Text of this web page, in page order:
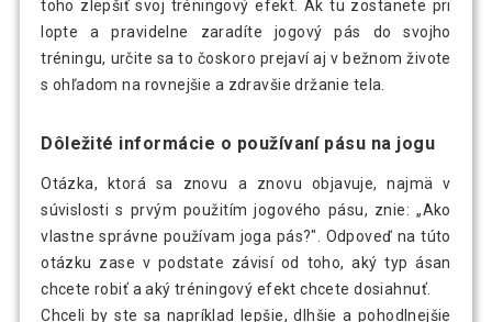
toho zlepšiť svoj tréningový efekt. Ak tu zostanete pri
lopte a pravidelne zaradíte jogový pás do svojho
tréningu, určite sa to čoskoro prejaví aj v bežnom živote
s ohľadom na rovnejšie a zdravšie držanie tela.
Dôležité informácie o používaní pásu na jogu
Otázka, ktorá sa znovu a znovu objavuje, najmä v
súvislosti s prvým použitím jogového pásu, znie: „Ako
vlastne správne používam joga pás?". Odpoveď na túto
otázku zase v podstate závisí od toho, aký typ ásan
chcete robiť a aký tréningový efekt chcete dosiahnuť.
Chceli by ste sa napríklad lepšie, dlhšie a pohodlnejšie